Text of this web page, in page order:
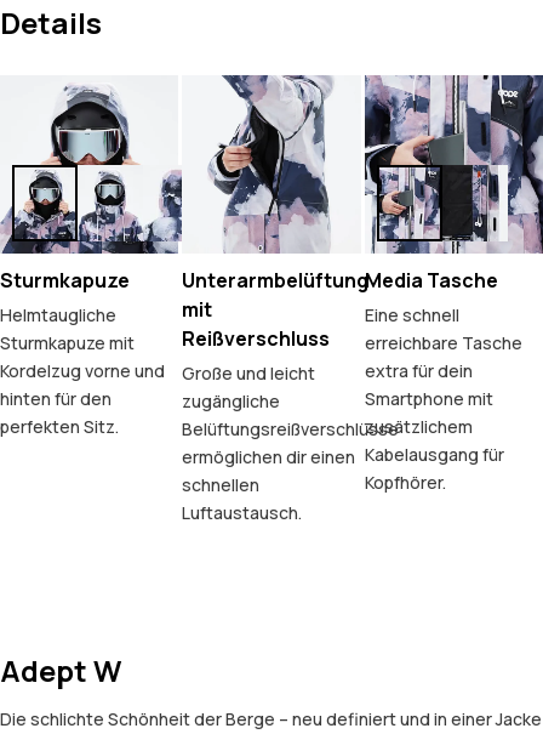
Details
Sturmkapuze
Helmtaugliche
Sturmkapuze mit
Kordelzug vorne und
hinten für den
perfekten Sitz.
Unterarmbelüftung
mit
Reißverschluss
Große und leicht
zugängliche
Belüftungsreißverschlüsse
ermöglichen dir einen
schnellen
Luftaustausch.
Media Tasche
Eine schnell
erreichbare Tasche
extra für dein
Smartphone mit
zusätzlichem
Kabelausgang für
Kopfhörer.
Adept W
Die schlichte Schönheit der Berge – neu definiert und in einer Jacke